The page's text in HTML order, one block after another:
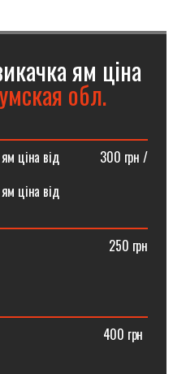
ям ціна
обл.
ям ціна від ⠀⠀⠀⠀300 грн /
ціна від
грн
⠀⠀⠀⠀⠀⠀⠀⠀⠀⠀⠀⠀⠀400 грн